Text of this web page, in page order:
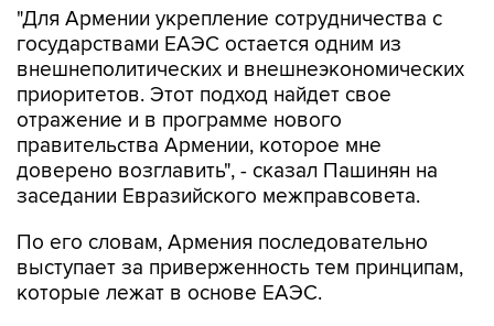
"Для Армении укрепление сотрудничества с
государствами ЕАЭС остается одним из
внешнеполитических и внешнеэкономических
приоритетов. Этот подход найдет свое
отражение и в программе нового
правительства Армении, которое мне
доверено возглавить", - сказал Пашинян на
заседании Евразийского межправсовета.
По его словам, Армения последовательно
выступает за приверженность тем принципам,
которые лежат в основе ЕАЭС.